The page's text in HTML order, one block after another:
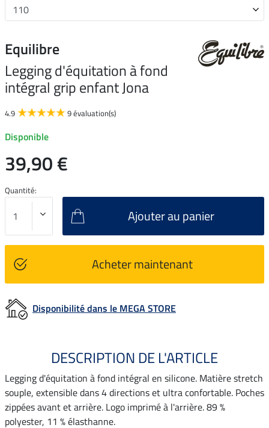
Equilibre
Legging d'équitation à fond
intégral grip enfant Jona
4.9 9 évaluation(s)
Disponible
39,90 €
Quantité:
Ajouter au panier
Acheter maintenant
Disponibilité dans le MEGA STORE
DESCRIPTION DE L'ARTICLE
Legging d'équitation à fond intégral en silicone. Matière stretch
souple, extensible dans 4 directions et ultra confortable. Poches
zippées avant et arrière. Logo imprimé à l'arrière. 89 %
polyester, 11 % élasthanne.